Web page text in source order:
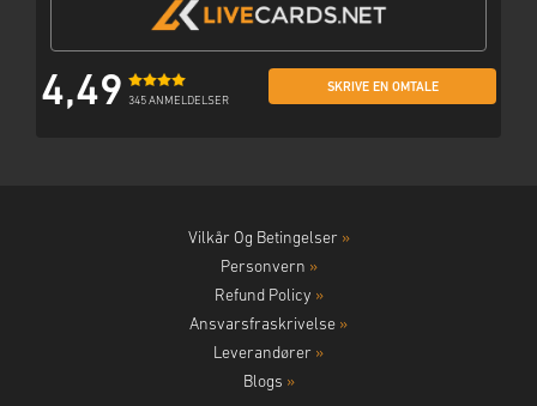
4,49 345 ANMELDELSER
SKRIVE EN OMTALE
Vilkår Og Betingelser »
Personvern »
Refund Policy »
Ansvarsfraskrivelse »
Leverandører »
Blogs »